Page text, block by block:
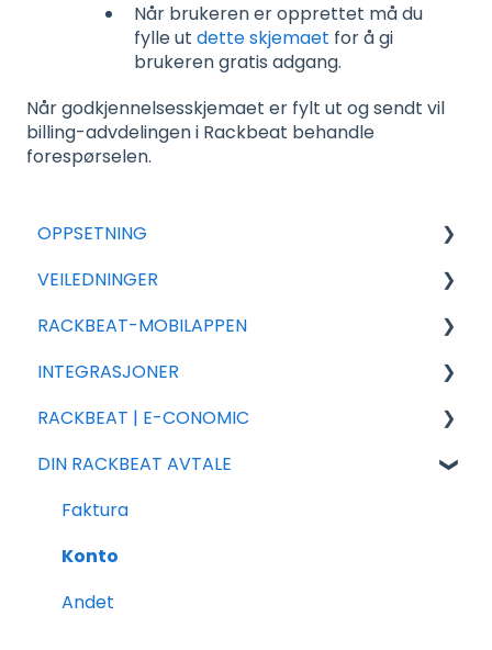
Når brukeren er opprettet må du
fylle ut dette skjemaet for å gi
brukeren gratis adgang.
Når godkjennelsesskjemaet er fylt ut og sendt vil
billing-advdelingen i Rackbeat behandle
forespørselen.
OPPSETNING
For nye avtaler
Generell Oppsett
Tilleggsmoduler
Salg
Varer
Innkjøp
VEILEDNINGER
Eksport
Import
Rackbeat
Rapportering
Ofte stilte spørsmål
RACKBEAT-MOBILAPPEN
Rackbeat
INTEGRASJONER
Integrasjons partnere
Shopify
Woocommerce
Shipmondo
Webshipper
RACKBEAT | E-CONOMIC
Ofte stillede spørsmål
Installasjon og innstillinger
DIN RACKBEAT AVTALE
Faktura
Konto
Andet